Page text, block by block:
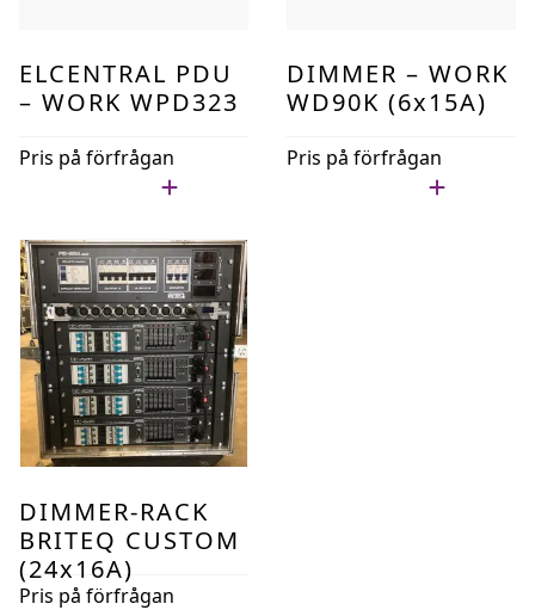
ELCENTRAL PDU
– WORK WPD323
Pris på förfrågan
DIMMER – WORK
WD90K (6x15A)
Pris på förfrågan
DIMMER-RACK
BRITEQ CUSTOM
(24x16A)
Pris på förfrågan